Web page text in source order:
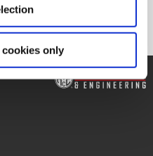
cookies only
die Hochleistungsprodukte